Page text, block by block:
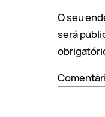
O seu
será